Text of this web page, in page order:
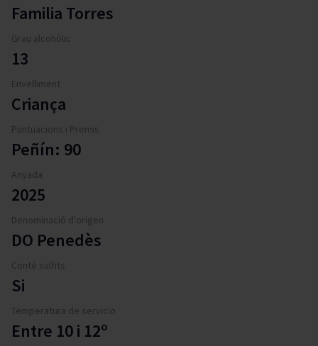
Familia Torres
Grau alcohòlic
13
Envelliment
Criança
Puntuacions i Premis
Peñín: 90
Anyada
2025
Denominació d'origen
DO Penedès
Conté sulfits
Si
Temperatura de servicio
Entre 10 i 12º